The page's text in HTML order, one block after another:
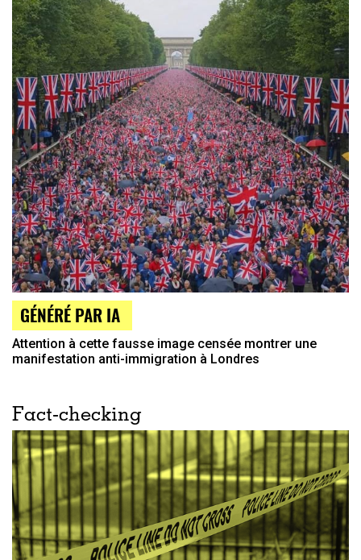
GÉNÉRÉ PAR IA
Attention à cette fausse image censée montrer une
manifestation anti-immigration à Londres
Fact-checking